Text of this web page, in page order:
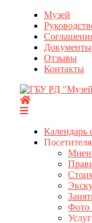
Перейти
содержимому
Музей
Документы
Отзывы
Контакты
Календарь
Фото